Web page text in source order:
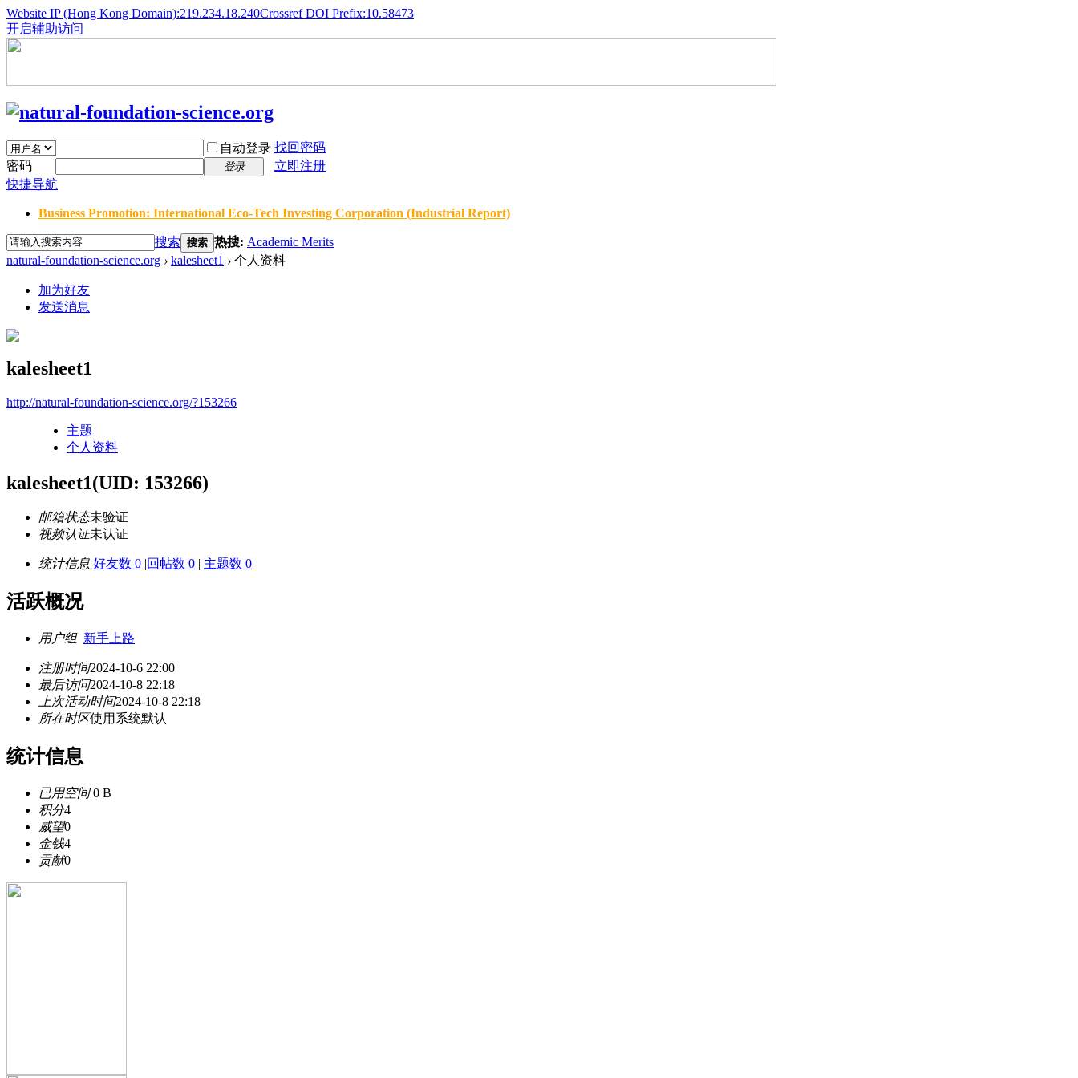
Website IP (Hong Kong Domain):219.234.18.240Crossref DOI Prefix:10.58473
开启辅助访问
自动登录 找回密码
密码
登录
立即注册
快捷导航
Business Promotion: International Eco-Tech Investing Corporation (Industrial Report)
搜索 搜索 热搜: Academic Merits
natural-foundation-science.org › kalesheet1 › 个人资料
加为好友
发送消息
kalesheet1
http://natural-foundation-science.org/?153266
主题
个人资料
kalesheet1(UID: 153266)
邮箱状态未验证
视频认证未认证
统计信息 好友数 0 |回帖数 0 | 主题数 0
活跃概况
用户组 新手上路
注册时间2024-10-6 22:00
最后访问2024-10-8 22:18
上次活动时间2024-10-8 22:18
所在时区使用系统默认
统计信息
已用空间0 B
积分4
威望0
金钱4
贡献0